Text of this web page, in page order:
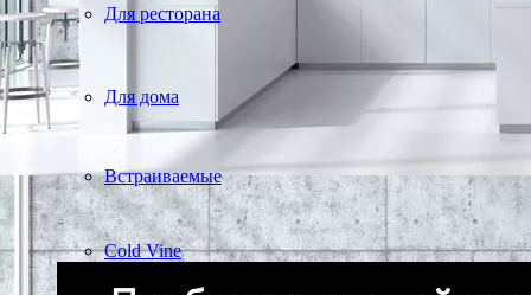
Для ресторана
Для дома
Встраиваемые
Cold Vine